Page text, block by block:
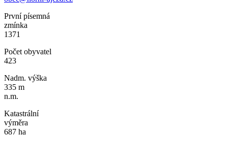
První písemná
zmínka
1371
Počet obyvatel
423
Nadm. výška
335 m
n.m.
Katastrální
výměra
687 ha